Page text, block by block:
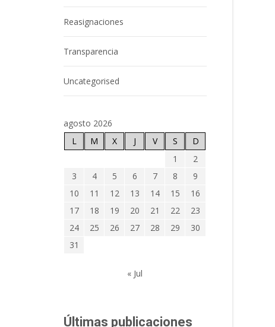
Reasignaciones
Transparencia
Uncategorised
agosto 2026
L
M X J V S
D
1
2
3
4 5 6 7 8
9
10
11 12 13 14 15
16
17
18 19 20 21 22
23
24
25 26 27 28 29
30
31
« Jul
Últimas publicaciones